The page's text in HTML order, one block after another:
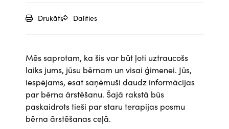
Drukāt Dalīties
Mēs saprotam, ka šis var būt ļoti uztraucošs
laiks jums, jūsu bērnam un visai ģimenei. Jūs,
iespējams, esat saņēmuši daudz informācijas
par bērna ārstēšanu. Šajā rakstā būs
paskaidrots tieši par staru terapijas posmu
bērna ārstēšanas ceļā.